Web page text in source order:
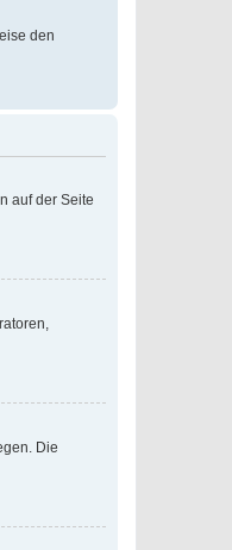
den
auf der Seite
Die